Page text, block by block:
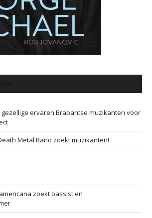
ervaren Brabantse muzikanten voor
Metal Band zoekt muzikanten!
zoekt bassist en